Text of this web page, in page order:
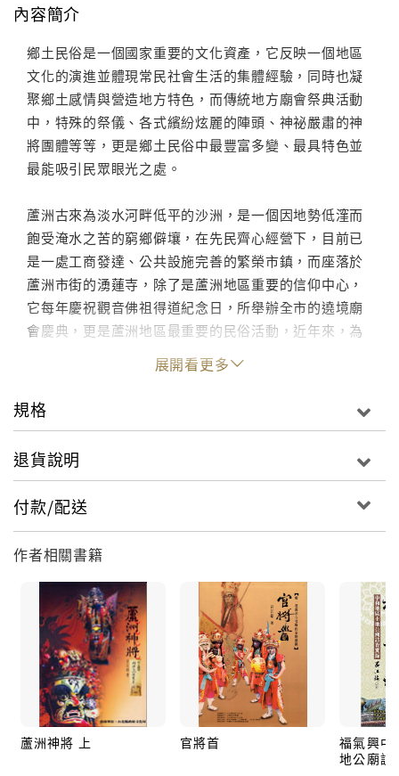
內容簡介
鄉土民俗是一個國家重要的文化資產，它反映一個地區
文化的演進並體現常民社會生活的集體經驗，同時也凝
聚鄉土感情與營造地方特色，而傳統地方廟會祭典活動
中，特殊的祭儀、各式繽紛炫麗的陣頭、神祕嚴肅的神
將團體等等，更是鄉土民俗中最豐富多變、最具特色並
最能吸引民眾眼光之處。
蘆洲古來為淡水河畔低平的沙洲，是一個因地勢低漥而
飽受淹水之苦的窮鄉僻壤，在先民齊心經營下，目前已
是一處工商發達、公共設施完善的繁榮市鎮，而座落於
蘆洲市街的湧蓮寺，除了是蘆洲地區重要的信仰中心，
它每年慶祝觀音佛祖得道紀念日，所舉辦全市的遶境廟
會慶典，更是蘆洲地區最重要的民俗活動，近年來，為
宣揚、推慶鄉土文化教育、展現蘆洲人文特色，更擴大
規劃辦理「觀音文化節」，每年藝鬧的廟會活動除了吸
引眾多民眾參與，同時也因為參與的軒社及陣頭十分踴
躍，在當地累積為數可觀且訓練有素的神將團體，並形
展開看更多
規格
退貨說明
付款/配送
作者相關書籍
蘆洲神將 上 官將首
福氣興中
地公廟訪